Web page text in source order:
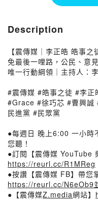
Description
【震傳媒｜李正皓 皓事
免最後一哩路，公民、意
唯一行動綱領｜主持人：
#震傳媒 #皓事之徒 #李
#Grace #徐巧芯 #曹興誠
民進黨 #民眾黨
●每週日 晚上6:00 一小時
您聽！
●訂閱【震傳媒 YouTube
https://reurl.cc/R1MReg​​​​​​​​
●按讚【震傳媒 FB】帶您
https://reurl.cc/N6eOb9​​​​​​​​
●【震傳媒Z.media網站】